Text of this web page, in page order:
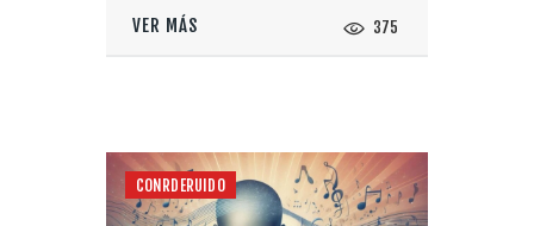
VER MÁS 375
CONRDERUIDO